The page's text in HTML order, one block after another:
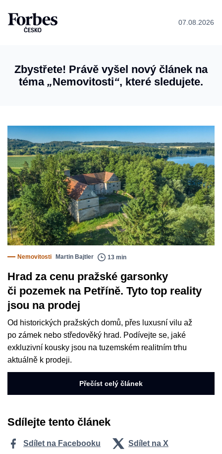
07.08.2026
Zbystřete! Právě vyšel nový článek na
téma „Nemovitosti“, které sledujete.
Nemovitosti Martin Bajtler 13 min
Hrad za cenu pražské garsonky
či pozemek na Petříně. Tyto top reality
jsou na prodej
Od historických pražských domů, přes luxusní vilu až
po zámek nebo středověký hrad. Podívejte se, jaké
exkluzivní kousky jsou na tuzemském realitním trhu
aktuálně k prodeji.
Přečíst celý článek
Sdílejte tento článek
Sdílet na Facebooku Sdílet na X